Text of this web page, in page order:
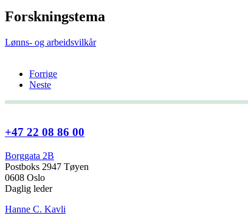
Forskningstema
Lønns- og arbeidsvilkår
Forrige
Neste
+47 22 08 86 00
Borggata 2B
Postboks 2947 Tøyen
0608 Oslo
Daglig leder
Hanne C. Kavli